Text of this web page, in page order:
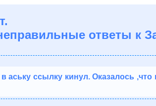
ответы к
аську ссылку кинул. Оказалось